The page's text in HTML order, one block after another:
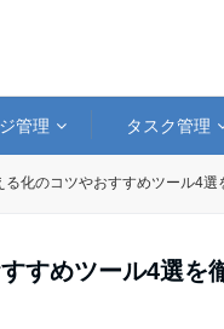
管理 タスク管理
化のコツやおすすめツール4選
すめツール4選を